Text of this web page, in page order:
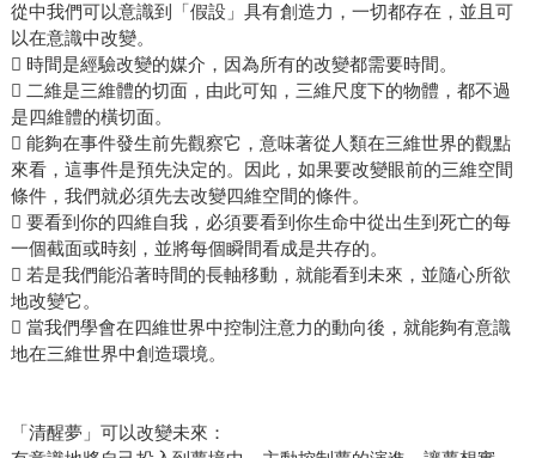
從中我們可以意識到「假設」具有創造力，一切都存在，並且可
以在意識中改變。
 時間是經驗改變的媒介，因為所有的改變都需要時間。
 二維是三維體的切面，由此可知，三維尺度下的物體，都不過
是四維體的橫切面。
 能夠在事件發生前先觀察它，意味著從人類在三維世界的觀點
來看，這事件是預先決定的。因此，如果要改變眼前的三維空間
條件，我們就必須先去改變四維空間的條件。
 要看到你的四維自我，必須要看到你生命中從出生到死亡的每
一個截面或時刻，並將每個瞬間看成是共存的。
 若是我們能沿著時間的長軸移動，就能看到未來，並隨心所欲
地改變它。
 當我們學會在四維世界中控制注意力的動向後，就能夠有意識
地在三維世界中創造環境。
「清醒夢」可以改變未來：